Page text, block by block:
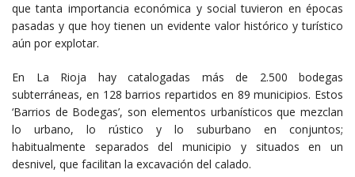
que tanta importancia económica y social tuvieron en épocas
pasadas y que hoy tienen un evidente valor histórico y turístico
aún por explotar.
En La Rioja hay catalogadas más de 2.500 bodegas
subterráneas, en 128 barrios repartidos en 89 municipios. Estos
‘Barrios de Bodegas’, son elementos urbanísticos que mezclan
lo urbano, lo rústico y lo suburbano en conjuntos;
habitualmente separados del municipio y situados en un
desnivel, que facilitan la excavación del calado.